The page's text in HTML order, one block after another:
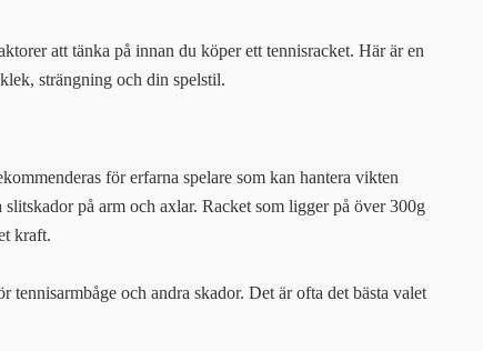
att tänka på innan du köper ett tennisracket. Här är en
strängning och din spelstil.
för erfarna spelare som kan hantera vikten
slitskador på arm och axlar. Racket som ligger på över 300g
kraft.
tennisarmbåge och andra skador. Det är ofta det bästa valet